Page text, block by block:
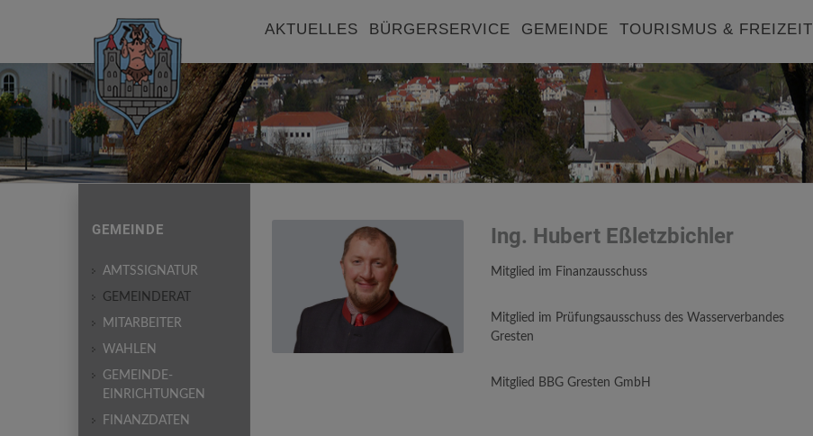
AKTUELLES BÜRGERSERVICE GEMEINDE TOURISMUS & FREIZEIT
Ing. Hubert Eßletzbichler
Mitglied im Finanzausschuss
Mitglied im Prüfungsausschuss des Wasserverbandes
Gresten
Mitglied BBG Gresten GmbH
GEMEINDE
AMTSSIGNATUR
GEMEINDERAT
MITARBEITER
WAHLEN
GEMEINDE-
EINRICHTUNGEN
FINANZDATEN